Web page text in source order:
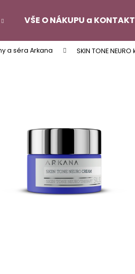
VŠE O NÁKUPU a
a séra Arkana SKIN TONE
najít?